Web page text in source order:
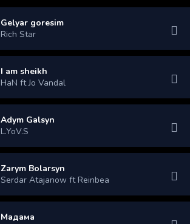
Gelyar goresim
Rich Star
I am sheikh
HaN ft Jo Vandal
Adym Galsyn
L.YoV.S
Zarym Bolarsyn
Serdar Atajanow ft Reinbea
Мадама